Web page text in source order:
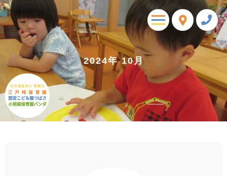
toggle
navigation
2024年 10月